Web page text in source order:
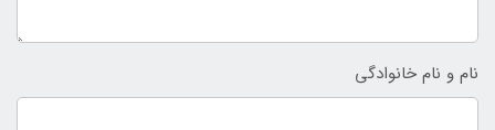
نام و نام خانوادگی